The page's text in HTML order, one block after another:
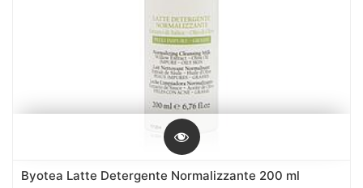
Byotea Latte Detergente Normalizzante 200 ml